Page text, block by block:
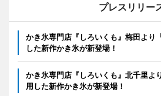
プレスリリー
かき氷専門店『しろいくも』梅田より
した新作かき氷が新登場！
かき氷専門店『しろいくも』北千里よ
用した新作かき氷が新登場！